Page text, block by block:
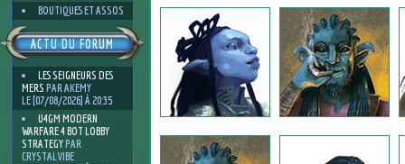
BOUTIQUES ET ASSOS
ACTU DU FORUM
LES SEIGNEURS DES
MERS PAR AKEMY
LE [07/08/2026] À 20:35
U4GM MODERN
WARFARE 4 BOT LOBBY
STRATEGY PAR
CRYSTALVIBE